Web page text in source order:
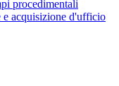
procedimentali
acquisizione d'ufficio